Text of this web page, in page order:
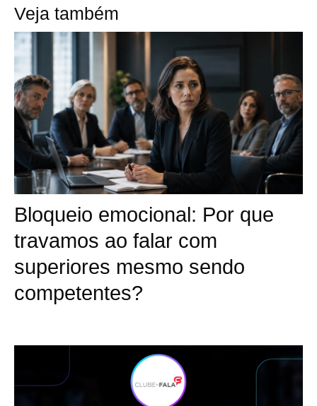
Veja também
Bloqueio emocional: Por que
travamos ao falar com
superiores mesmo sendo
competentes?